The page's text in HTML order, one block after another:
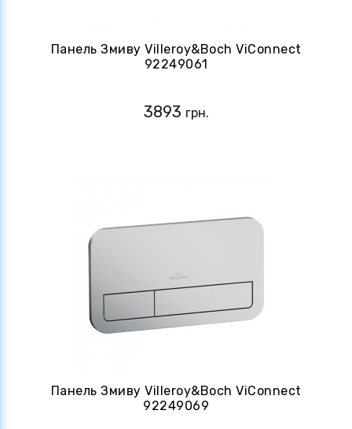
Панель Змиву Villeroy&Boch ViConnect
92249061
3893 грн.
Панель Змиву Villeroy&Boch ViConnect
92249069